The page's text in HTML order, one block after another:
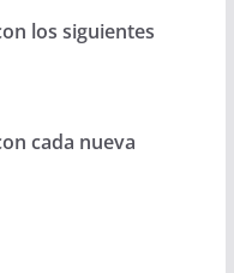
los siguientes
cada nueva